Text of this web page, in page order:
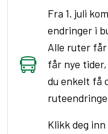
Fra 1. juli
endringer i
Alle ruter
får nye
du enkelt få
Klikk deg